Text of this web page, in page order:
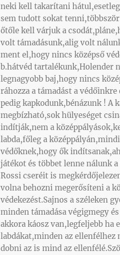
neki kell takarítani
sem tudott sokat
őtőle kell várjuk a
volt támadásunk,alig volt
ment el,hogy nincs középső
b.hátvéd tartalékunk,Holender
legnagyobb baj,hogy nincs
ráhozza a támadást a
pedig kapkodunk,bénázunk ! A
megbízható,sok hülyeséget
indítják,nem a
labda,főleg a
védőknek,hogy ők
játékot és többet lenne nálunk a
Rossi cseréit is
volna behozni megerősíteni a
védekezést.Sajnos a széleken
minden támadása végigmegy
akkora káosz van,legfeljebb ha
labdákat,minden az ellenfélhez
dobni az is mind az